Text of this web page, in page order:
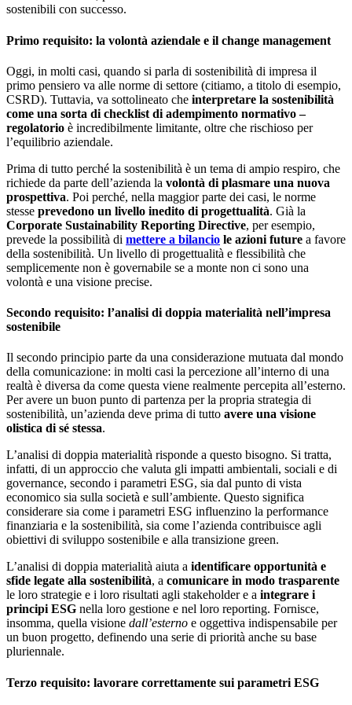
sostenibili con successo.
Primo requisito: la volontà aziendale e il change management
Oggi, in molti casi, quando si parla di sostenibilità di impresa il
primo pensiero va alle norme di settore (citiamo, a titolo di esempio,
CSRD). Tuttavia, va sottolineato che interpretare la sostenibilità
come una sorta di checklist di adempimento normativo –
regolatorio è incredibilmente limitante, oltre che rischioso per
l’equilibrio aziendale.
Prima di tutto perché la sostenibilità è un tema di ampio respiro, che
richiede da parte dell’azienda la volontà di plasmare una nuova
prospettiva. Poi perché, nella maggior parte dei casi, le norme
stesse prevedono un livello inedito di progettualità. Già la
Corporate Sustainability Reporting Directive, per esempio,
prevede la possibilità di mettere a bilancio le azioni future a favore
della sostenibilità. Un livello di progettualità e flessibilità che
semplicemente non è governabile se a monte non ci sono una
volontà e una visione precise.
Secondo requisito: l’analisi di doppia materialità nell’impresa
sostenibile
Il secondo principio parte da una considerazione mutuata dal mondo
della comunicazione: in molti casi la percezione all’interno di una
realtà è diversa da come questa viene realmente percepita all’esterno.
Per avere un buon punto di partenza per la propria strategia di
sostenibilità, un’azienda deve prima di tutto avere una visione
olistica di sé stessa.
L’analisi di doppia materialità risponde a questo bisogno. Si tratta,
infatti, di un approccio che valuta gli impatti ambientali, sociali e di
governance, secondo i parametri ESG, sia dal punto di vista
economico sia sulla società e sull’ambiente. Questo significa
considerare sia come i parametri ESG influenzino la performance
finanziaria e la sostenibilità, sia come l’azienda contribuisce agli
obiettivi di sviluppo sostenibile e alla transizione green.
L’analisi di doppia materialità aiuta a identificare opportunità e
sfide legate alla sostenibilità, a comunicare in modo trasparente
le loro strategie e i loro risultati agli stakeholder e a integrare i
principi ESG nella loro gestione e nel loro reporting. Fornisce,
insomma, quella visione dall’esterno e oggettiva indispensabile per
un buon progetto, definendo una serie di priorità anche su base
pluriennale.
Terzo requisito: lavorare correttamente sui parametri ESG